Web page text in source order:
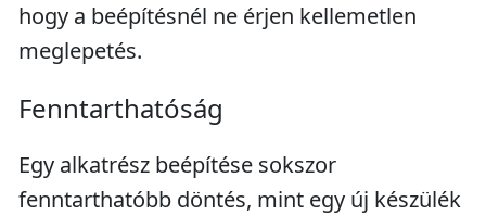
hogy a beépítésnél ne érjen kellemetlen
meglepetés.
Fenntarthatóság
Egy alkatrész beépítése sokszor
fenntarthatóbb döntés, mint egy új készülék